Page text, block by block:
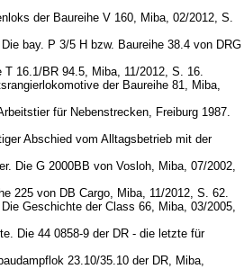
der Baureihe V 160, Miba, 02/2012, S.
bay. P 3/5 H bzw. Baureihe 38.4 von DRG
T 16.1/BR 94.5, Miba, 11/2012, S. 16.
der Baureihe 81, Miba,
für Nebenstrecken, Freiburg 1987.
Abschied vom Alltagsbetrieb mit der
Die G 2000BB von Vosloh, Miba, 07/2002,
225 von DB Cargo, Miba, 11/2012, S. 62.
Geschichte der Class 66, Miba, 03/2005,
Die 44 0858-9 der DR - die letzte für
23.10/35.10 der DR, Miba,